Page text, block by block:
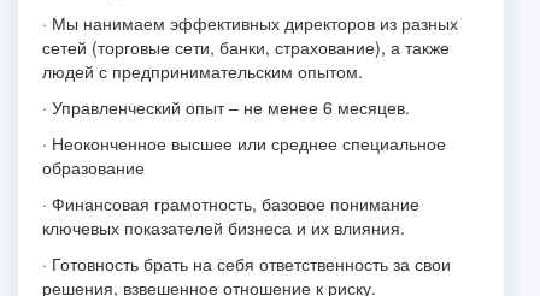
· Мы нанимаем эффективных директоров из разных
сетей (торговые сети, банки, страхование), а также
людей с предпринимательским опытом.
· Управленческий опыт – не менее 6 месяцев.
· Неоконченное высшее или среднее специальное
образование
· Финансовая грамотность, базовое понимание
ключевых показателей бизнеса и их влияния.
· Готовность брать на себя ответственность за свои
решения, взвешенное отношение к риску.